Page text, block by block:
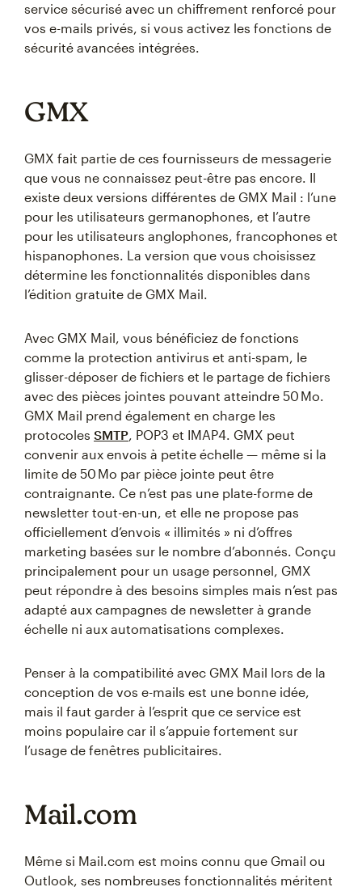
service sécurisé avec un chiffrement renforcé pour
vos e-mails privés, si vous activez les fonctions de
sécurité avancées intégrées.
GMX
GMX fait partie de ces fournisseurs de messagerie
que vous ne connaissez peut-être pas encore. Il
existe deux versions différentes de GMX Mail : l’une
pour les utilisateurs germanophones, et l’autre
pour les utilisateurs anglophones, francophones et
hispanophones. La version que vous choisissez
détermine les fonctionnalités disponibles dans
l’édition gratuite de GMX Mail.
Avec GMX Mail, vous bénéficiez de fonctions
comme la protection antivirus et anti-spam, le
glisser-déposer de fichiers et le partage de fichiers
avec des pièces jointes pouvant atteindre 50 Mo.
GMX Mail prend également en charge les
protocoles SMTP, POP3 et IMAP4. GMX peut
convenir aux envois à petite échelle — même si la
limite de 50 Mo par pièce jointe peut être
contraignante. Ce n’est pas une plate-forme de
newsletter tout-en-un, et elle ne propose pas
officiellement d’envois « illimités » ni d’offres
marketing basées sur le nombre d’abonnés. Conçu
principalement pour un usage personnel, GMX
peut répondre à des besoins simples mais n’est pas
adapté aux campagnes de newsletter à grande
échelle ni aux automatisations complexes.
Penser à la compatibilité avec GMX Mail lors de la
conception de vos e-mails est une bonne idée,
mais il faut garder à l’esprit que ce service est
moins populaire car il s’appuie fortement sur
l’usage de fenêtres publicitaires.
Mail.com
Même si Mail.com est moins connu que Gmail ou
Outlook, ses nombreuses fonctionnalités méritent